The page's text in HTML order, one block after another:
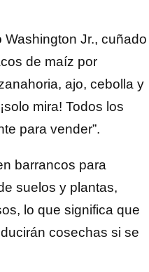
Jr., cuñado
de maíz por
ajo, cebolla y
mira! Todos los
para vender”.
barrancos para
suelos y plantas,
lo que significa que
cosechas si se